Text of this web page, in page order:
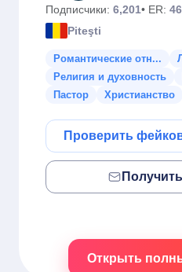
Подписчики: 6,201• ER:
Piteşti
Романтические отн...
Религия и духовность
Пастор
Христианство
Проверить
Открыть